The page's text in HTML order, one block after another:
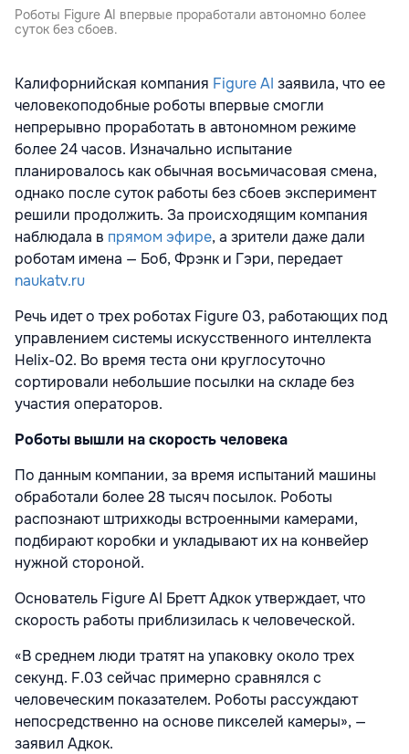
Роботы Figure AI впервые проработали автономно более
суток без сбоев.
Калифорнийская компания Figure AI заявила, что ее
человекоподобные роботы впервые смогли
непрерывно проработать в автономном режиме
более 24 часов. Изначально испытание
планировалось как обычная восьмичасовая смена,
однако после суток работы без сбоев эксперимент
решили продолжить. За происходящим компания
наблюдала в прямом эфире, а зрители даже дали
роботам имена — Боб, Фрэнк и Гэри, передает
naukatv.ru
Речь идет о трех роботах Figure 03, работающих под
управлением системы искусственного интеллекта
Helix-02. Во время теста они круглосуточно
сортировали небольшие посылки на складе без
участия операторов.
Роботы вышли на скорость человека
По данным компании, за время испытаний машины
обработали более 28 тысяч посылок. Роботы
распознают штрихкоды встроенными камерами,
подбирают коробки и укладывают их на конвейер
нужной стороной.
Основатель Figure AI Бретт Адкокутверждает, что
скорость работы приблизилась к человеческой.
«В среднем люди тратят на упаковку около трех
секунд. F.03 сейчас примерно сравнялся с
человеческим показателем. Роботы рассуждают
непосредственно на основе пикселей камеры», —
заявил Адкок.